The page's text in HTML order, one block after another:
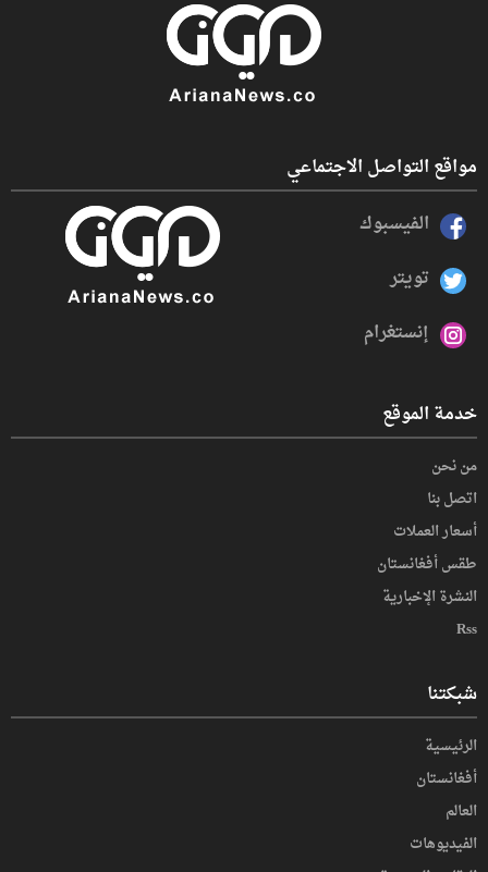
مواقع التواصل الاجتماعي
الفيسبوك
تويتر
إنستغرام
خدمة الموقع
من نحن
اتصل بنا
أسعار العملات
طقس أفغانستان
النشرة الإخبارية
Rss
شبكتنا
الرئيسية
أفغانستان
العالم
الفیدیوهات